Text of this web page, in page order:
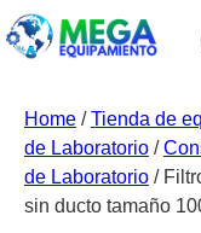
Home /Tienda de
de Laboratorio /
de Laboratorio /
sin ducto tamaño